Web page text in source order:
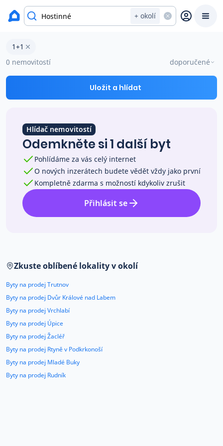
+ okolí
Prodat
Prodej s Reas.cz
Ceny prodaných nemovitostí
Okamžitý výkup
Přehled realitních makléřů
O nás
Kariéra
Kontakt
okres Trutnov
Byty 1+1 na prodej Hostinné
1+1
0 nemovitostí
doporučené
Uložit a hlídat
Hlídač nemovitostí
Odemkněte si 1 další byt
Pohlídáme za vás celý internet
O nových inzerátech budete vědět vždy jako první
Kompletně zdarma s možností kdykoliv zrušit
Přihlásit se
Zkuste oblíbené lokality v okolí
Byty na prodej Trutnov
Byty na prodej Dvůr Králové nad Labem
Byty na prodej Vrchlabí
Byty na prodej Úpice
Byty na prodej Žacléř
Byty na prodej Rtyně v Podkrkonoší
Byty na prodej Mladé Buky
Byty na prodej Rudník